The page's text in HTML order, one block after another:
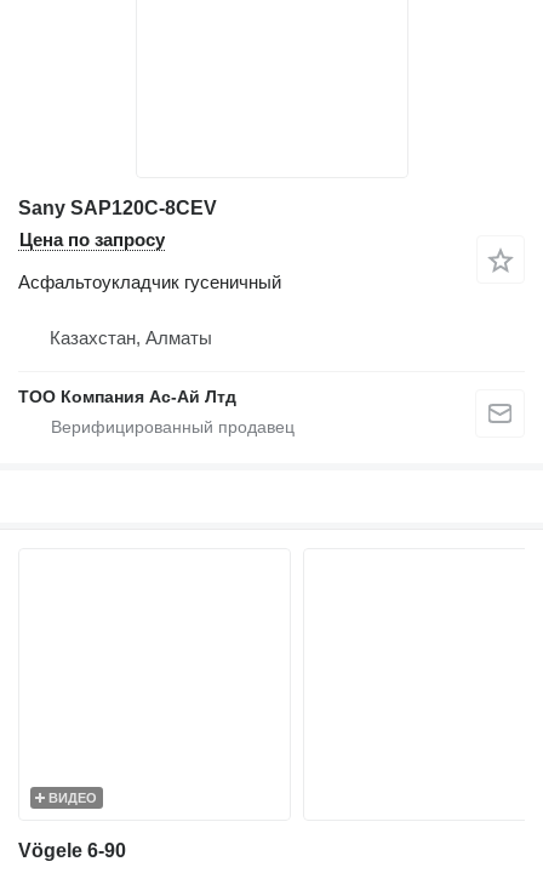
Sany SAP120C-8CEV
Цена по запросу
Асфальтоукладчик гусеничный
Казахстан, Алматы
ТОО Компания Ас-Ай Лтд
ВИДЕО
Vögele 6-90